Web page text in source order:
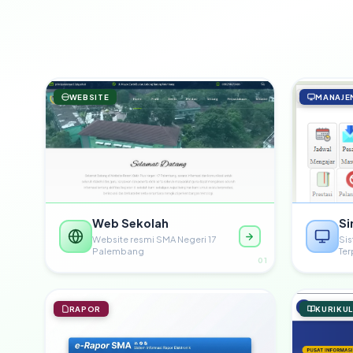
WEBSITE
Web Sekolah
Website resmi SMA Negeri 17
Palembang
01
RAPOR